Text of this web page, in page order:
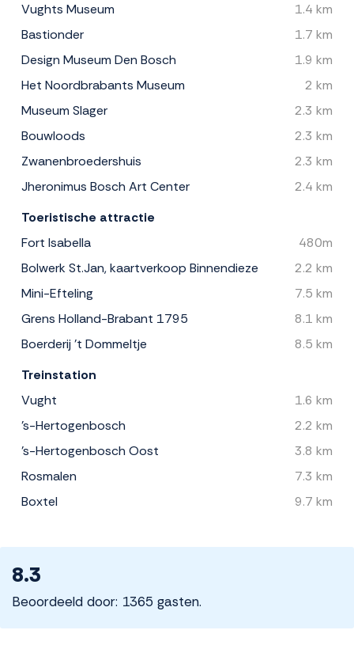
Vughts Museum
1.4 km
Bastionder
1.7 km
Design Museum Den Bosch
1.9 km
Het Noordbrabants Museum
2 km
Museum Slager
2.3 km
Bouwloods
2.3 km
Zwanenbroedershuis
2.3 km
Jheronimus Bosch Art Center
2.4 km
Toeristische attractie
Fort Isabella
480m
Bolwerk St.Jan, kaartverkoop Binnendieze
2.2 km
Mini-Efteling
7.5 km
Grens Holland-Brabant 1795
8.1 km
Boerderij 't Dommeltje
8.5 km
Treinstation
Vught
1.6 km
's-Hertogenbosch
2.2 km
's-Hertogenbosch Oost
3.8 km
Rosmalen
7.3 km
Boxtel
9.7 km
8.3
Beoordeeld door: 1365 gasten.